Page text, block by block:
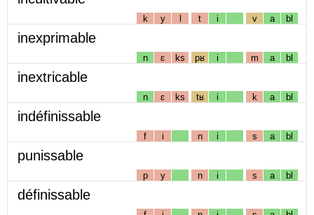
k y l t i v a bl
inexprimable
n ɛ ks pʁ i m a bl
inextricable
n ɛ ks tʁ i k a bl
indéfinissable
f i n i s a bl
punissable
p y n i s a bl
définissable